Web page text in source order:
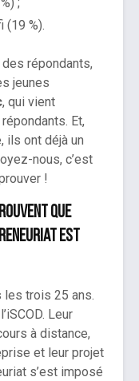
;
(19 %).
répondants,
jeunes
, qui vient
Et,
ils ont déjà un
nous, c’est
!
que
est
les trois 25 ans.
Leur
à distance,
et leur projet
s’est imposé